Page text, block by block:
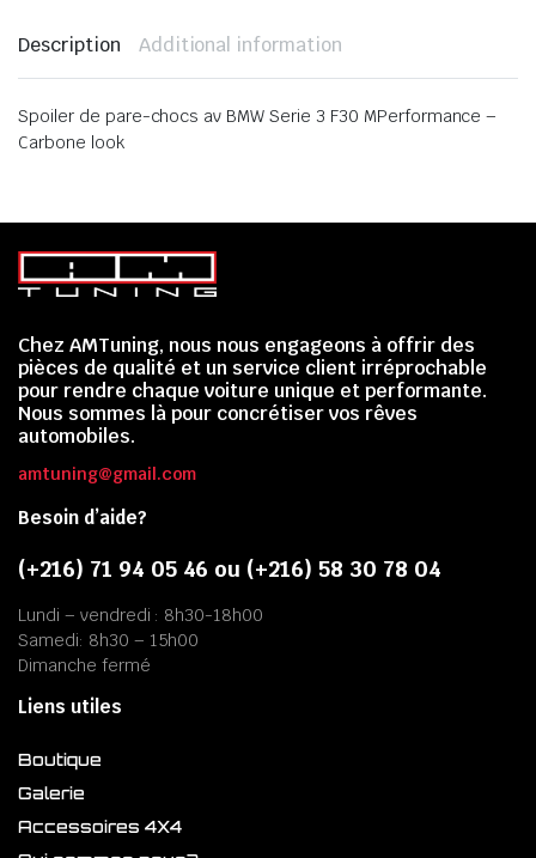
Description Additional information
Spoiler de pare-chocs av BMW Serie 3 F30 MPerformance –
Carbone look
Chez AMTuning, nous nous engageons à offrir des
pièces de qualité et un service client irréprochable
pour rendre chaque voiture unique et performante.
Nous sommes là pour concrétiser vos rêves
automobiles.
amtuning@gmail.com
Besoin d’aide?
(+216) 71 94 05 46 ou (+216) 58 30 78 04
Lundi – vendredi : 8h30-18h00
Samedi: 8h30 – 15h00
Dimanche fermé
Liens utiles
Boutique
Galerie
Accessoires 4X4